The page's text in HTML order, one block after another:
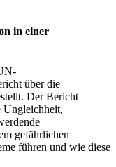
in einer
über die
Der Bericht
Ungleichheit,
gefährlichen
führen und wie diese